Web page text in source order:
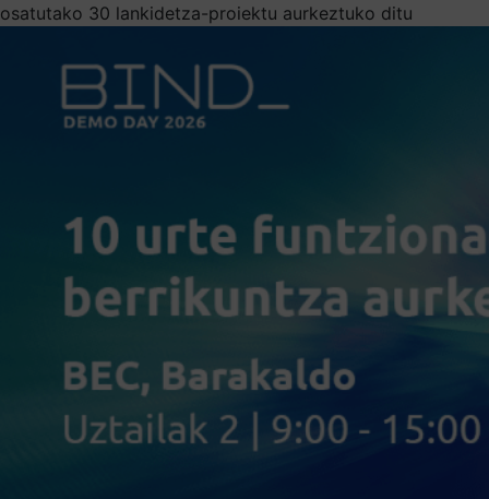
osatutako 30 lankidetza-proiektu aurkeztuko ditu